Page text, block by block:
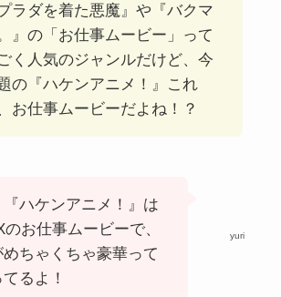
プラダを着た悪魔』や『バクマ
』の「お仕事ムービー」って
く人気のジャンルだけど、今
の『ハケンアニメ！』これ
お仕事ムービーだよね！？
yuri
ハケンアニメ！』は
お仕事ムービーで、
ちゃくちゃ豪華って
るよ！